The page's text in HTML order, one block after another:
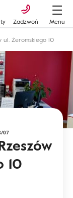
Zadzwoń
Menu
Żeromskiego 10
10
07